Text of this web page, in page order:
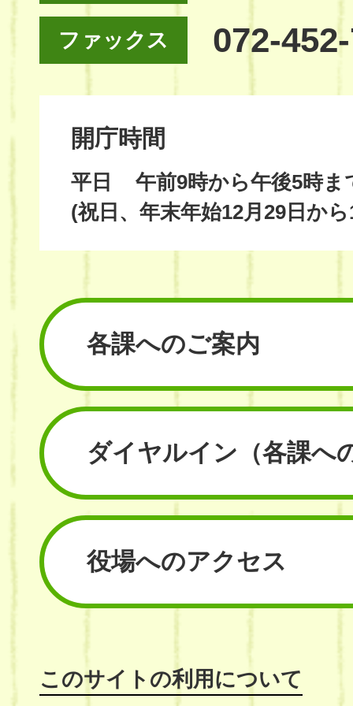
ファックス 072-
開庁時間
平日
午前9時から午後5時ま
(祝日、年末年始12月29日か
各課へのご案内
ダイヤルイン （各課へ
役場へのアクセス
このサイトの利用について